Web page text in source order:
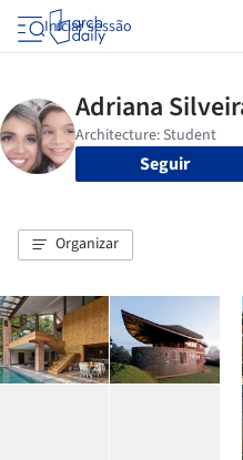
Iniciar sessão
Seguir
Organizar